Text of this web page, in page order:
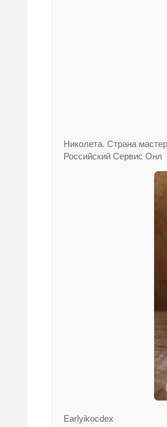
Николета. Страна
Российский Сервис Онл
Earlyikocdex